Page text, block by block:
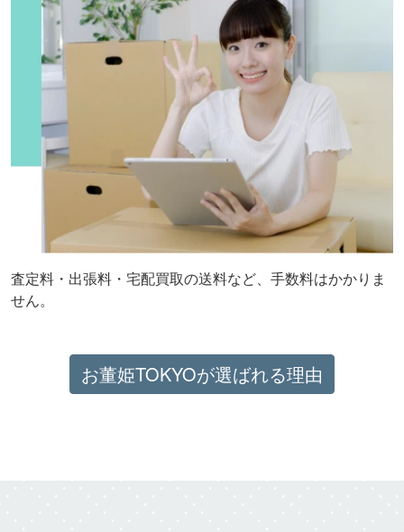
査定料・出張料・宅配買取の送料など、手数料はかかりま
せん。
お董姫TOKYOが選ばれる理由